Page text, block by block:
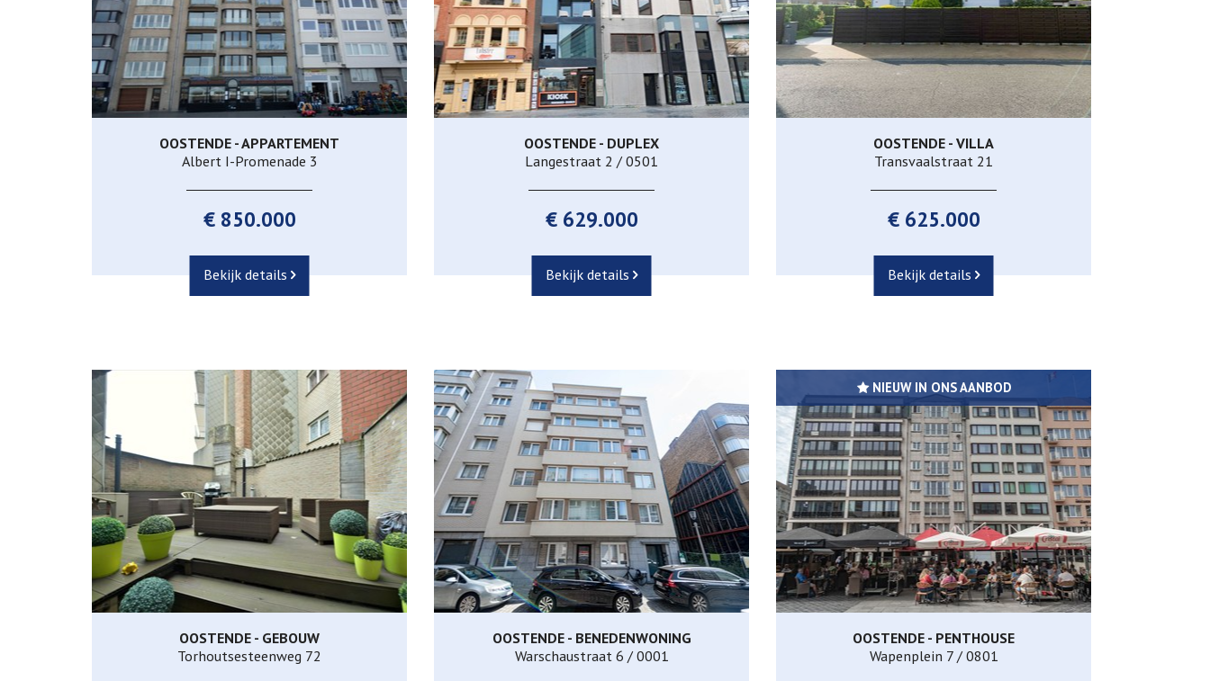
206 m² 3
OOSTENDE - APPARTEMENT
Albert I-Promenade 3
€ 850.000
Bekijk details
OOSTENDE - DUPLEX
Langestraat 2 / 0501
€ 629.000
Bekijk details
213 m² 5 2
OOSTENDE - VILLA
Transvaalstraat 21
€ 625.000
Bekijk details
270 m² 3
OOSTENDE - GEBOUW
Torhoutsesteenweg 72
115 m² 3 1
OOSTENDE - BENEDENWONING
Warschaustraat 6 / 0001
NIEUW IN ONS AANBOD
70 m² 1
OOSTENDE - PENTHOUSE
Wapenplein 7 / 0801